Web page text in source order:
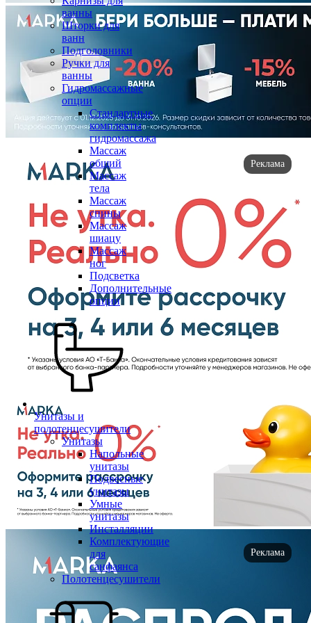
ванны
Шторки для
ванн
Подголовники
Ручки для
ванны
Гидромассажные
опции
Стандартные
комплекты
гидромассажа
Массаж
общий
Массаж
тела
Массаж
спины
Массаж
шиацу
Массаж
ног
Подсветка
Дополнительные
опции
Унитазы и
полотенцесушители
Унитазы
Напольные
унитазы
Подвесные
унитазы
Умные
унитазы
Инсталляции
Комплектующие
для
санфаянса
Полотенцесушители
Реклама
Реклама